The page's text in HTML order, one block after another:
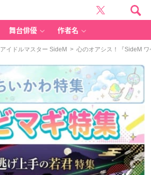
舞台俳優 作者名
アイドルマスター SideM > 心のオアシス！『SideM